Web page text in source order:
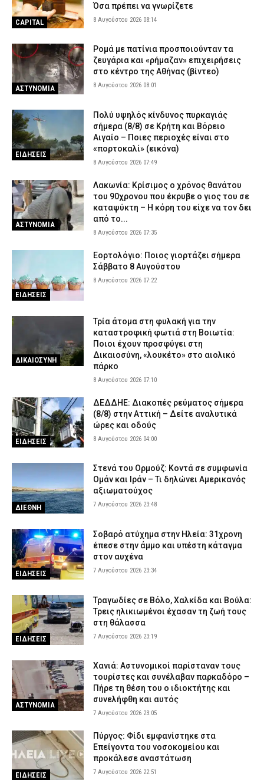
CAPITAL
Όσα πρέπει να γνωρίζετε
8 Αυγούστου 2026 08:14
ΑΣΤΥΝΟΜΙΑ
Ρομά με πατίνια προσποιούνταν τα
ζευγάρια και «ρήμαζαν» επιχειρήσεις
στο κέντρο της Αθήνας (βίντεο)
8 Αυγούστου 2026 08:01
ΕΙΔΗΣΕΙΣ
Πολύ υψηλός κίνδυνος πυρκαγιάς
σήμερα (8/8) σε Κρήτη και Βόρειο
Αιγαίο – Ποιες περιοχές είναι στο
«πορτοκαλί» (εικόνα)
8 Αυγούστου 2026 07:49
ΑΣΤΥΝΟΜΙΑ
Λακωνία: Κρίσιμος ο χρόνος θανάτου
του 90χρονου που έκρυβε ο γιος του σε
καταψύκτη – Η κόρη του είχε να τον δει
από το...
8 Αυγούστου 2026 07:35
ΕΙΔΗΣΕΙΣ
Εορτολόγιο: Ποιος γιορτάζει σήμερα
Σάββατο 8 Αυγούστου
8 Αυγούστου 2026 07:22
ΔΙΚΑΙΟΣΥΝΗ
Τρία άτομα στη φυλακή για την
καταστροφική φωτιά στη Βοιωτία:
Ποιοι έχουν προσφύγει στη
Δικαιοσύνη, «λουκέτο» στο αιολικό
πάρκο
8 Αυγούστου 2026 07:10
ΕΙΔΗΣΕΙΣ
ΔΕΔΔΗΕ: Διακοπές ρεύματος σήμερα
(8/8) στην Αττική – Δείτε αναλυτικά
ώρες και οδούς
8 Αυγούστου 2026 04:00
ΔΙΕΘΝΗ
Στενά του Ορμούζ: Κοντά σε συμφωνία
Ομάν και Ιράν – Τι δηλώνει Αμερικανός
αξιωματούχος
7 Αυγούστου 2026 23:48
ΕΙΔΗΣΕΙΣ
Σοβαρό ατύχημα στην Ηλεία: 31χρονη
έπεσε στην άμμο και υπέστη κάταγμα
στον αυχένα
7 Αυγούστου 2026 23:34
ΕΙΔΗΣΕΙΣ
Τραγωδίες σε Βόλο, Χαλκίδα και Βούλα:
Τρεις ηλικιωμένοι έχασαν τη ζωή τους
στη θάλασσα
7 Αυγούστου 2026 23:19
ΑΣΤΥΝΟΜΙΑ
Χανιά: Αστυνομικοί παρίσταναν τους
τουρίστες και συνέλαβαν παρκαδόρο –
Πήρε τη θέση του ο ιδιοκτήτης και
συνελήφθη και αυτός
7 Αυγούστου 2026 23:05
ΕΙΔΗΣΕΙΣ
Πύργος: Φίδι εμφανίστηκε στα
Επείγοντα του νοσοκομείου και
προκάλεσε αναστάτωση
7 Αυγούστου 2026 22:51